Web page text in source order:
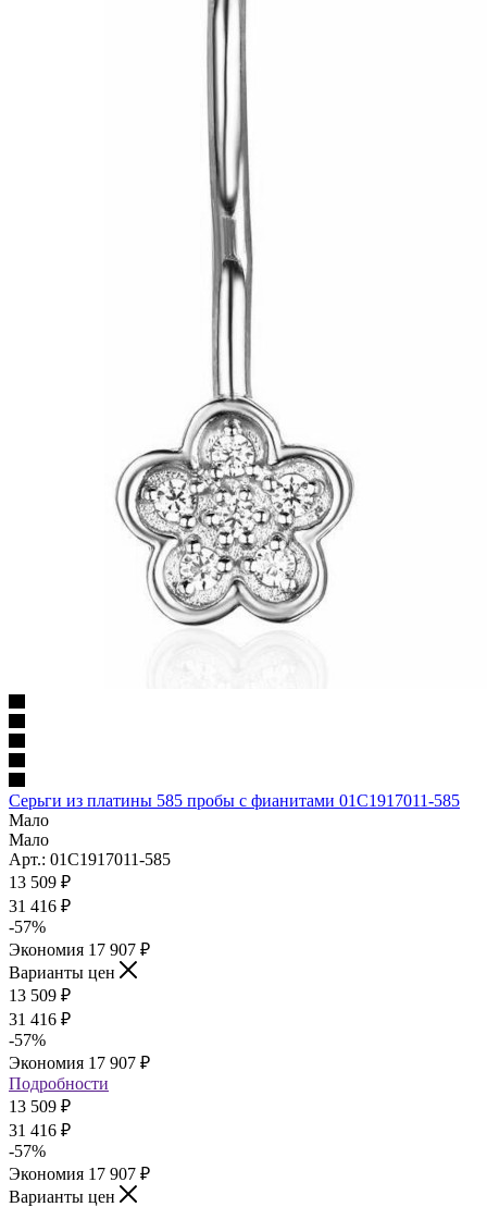
Серьги из платины 585 пробы с фианитами 01С1917011-585
Мало
Мало
Арт.: 01С1917011-585
13 509 ₽
31 416 ₽
-57%
Экономия 17 907 ₽
Варианты цен
13 509 ₽
31 416 ₽
-57%
Экономия 17 907 ₽
Подробности
13 509 ₽
31 416 ₽
-57%
Экономия 17 907 ₽
Варианты цен